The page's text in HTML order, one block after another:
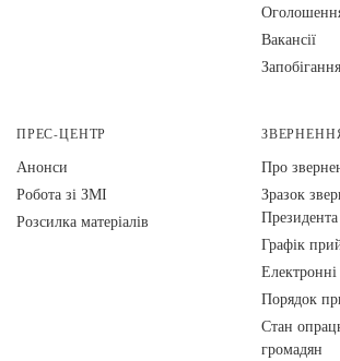
Вакансії
ПРЕС-ЦЕНТР
Анонси
Робота зі ЗМІ
Розсилка матеріалів
Про
Зразок
Графік
Електронні
Порядок
Стан
громадян